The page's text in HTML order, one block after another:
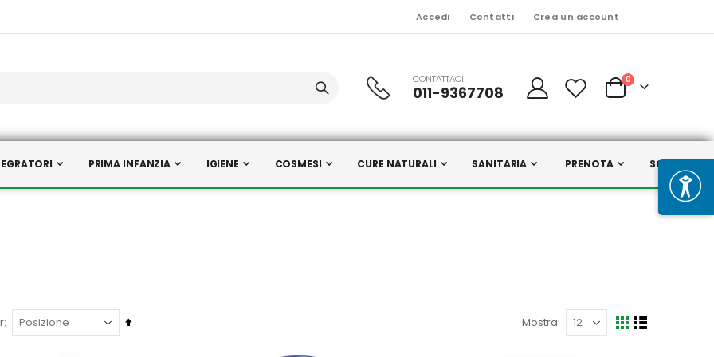
Accedi Contatti Crea un account
CONTATTACI
011-9367708 Cart
0Prodotti
PRIMA INFANZIA IGIENE COSMESI CURE NATURALI SANITARIA PRENOTA SCELTI DA
Imposta
Mostra
Mostra
Griglia
Lista